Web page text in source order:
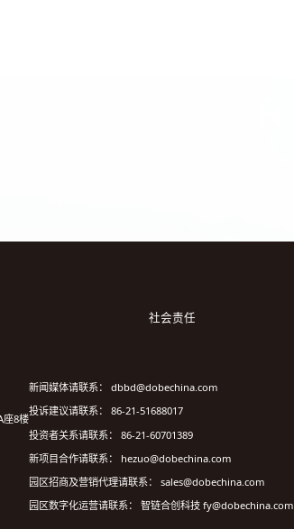
社会责任
座8楼
新闻媒体请联系： dbbd@dobechina.com
投诉建议请联系： 86-21-51688017
投资者关系请联系： 86-21-60701389
新项目合作请联系： hezuo@dobechina.com
园区招商及营销代理请联系： sales@dobechina.com
园区数字化运营请联系： 智链合创科技 fy@dobechina.com